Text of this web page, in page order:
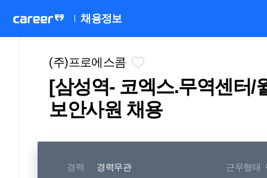
채용정보
(주)프로에스콤
[삼성역- 코엑스.무역센터/
보안사원 채용
경력 경력무관 근무형태